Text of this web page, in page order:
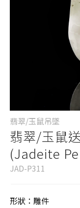
翡翠/玉鼠吊墜
翡翠/玉鼠
(Jadeite
JAD-P311
形狀：雕件